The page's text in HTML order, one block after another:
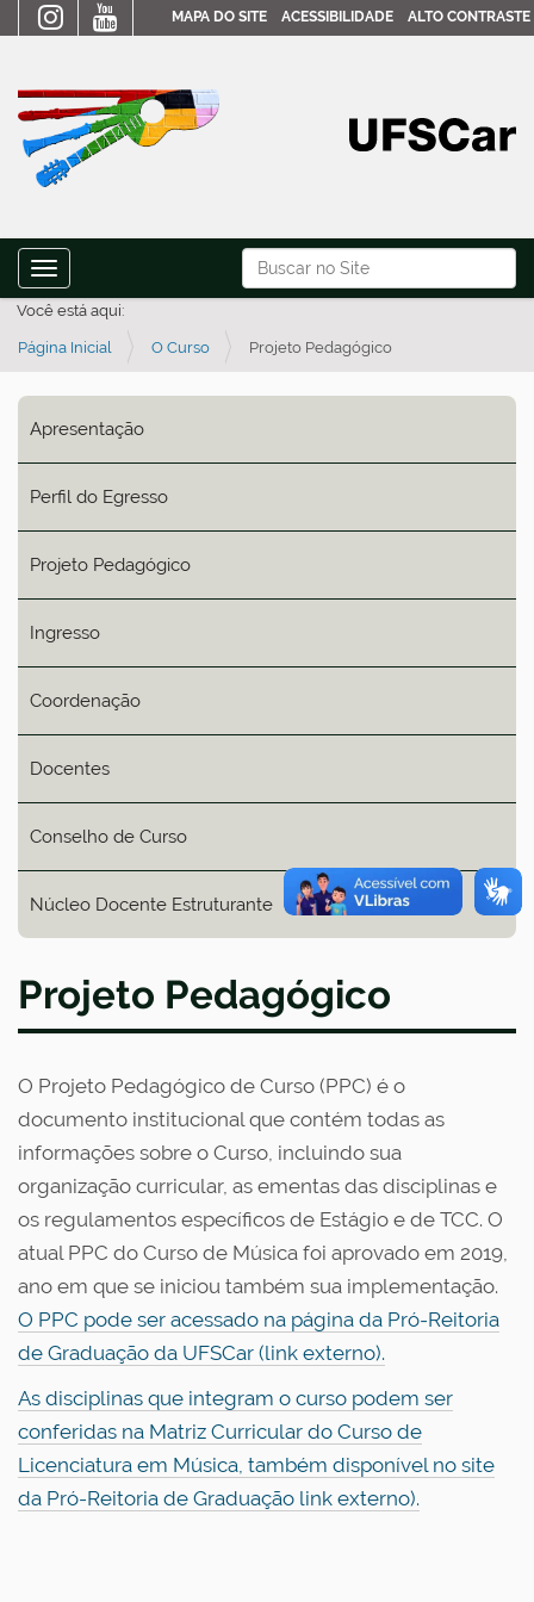
Busca
Busca Avançada…
MAPA DO SITE ACESSIBILIDADE ALTO CONTRASTE
Toggle navigation
Você está aqui:
Página Inicial O Curso Projeto Pedagógico
Apresentação
Perfil do Egresso
Projeto Pedagógico
Ingresso
Coordenação
Docentes
Conselho de Curso
Núcleo Docente Estruturante
Projeto Pedagógico
O Projeto Pedagógico de Curso (PPC) é o
documento institucional que contém todas as
informações sobre o Curso, incluindo sua
organização curricular, as ementas das disciplinas e
os regulamentos específicos de Estágio e de TCC. O
atual PPC do Curso de Música foi aprovado em 2019,
ano em que se iniciou também sua implementação.
O PPC pode ser acessado na página da Pró-Reitoria
de Graduação da UFSCar (link externo).
As disciplinas que integram o curso podem ser
conferidas na Matriz Curricular do Curso de
Licenciatura em Música, também disponível no site
da Pró-Reitoria de Graduação link externo).